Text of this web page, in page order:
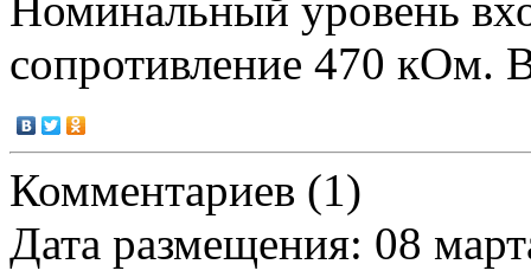
Номинальный уровень
сопротивление 470 кОм.
Комментариев (1)
Дата размещения: 08